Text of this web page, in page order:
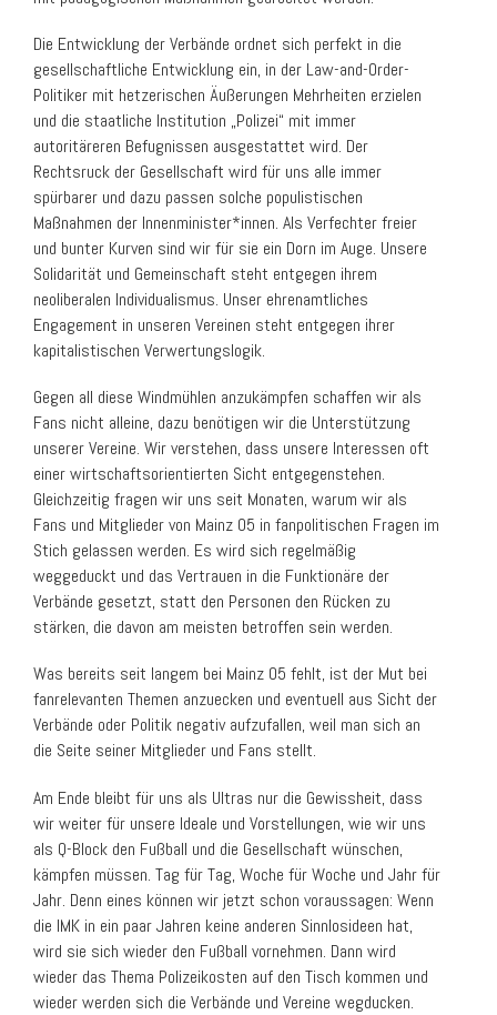
Die Entwicklung der Verbände ordnet sich perfekt in die
gesellschaftliche Entwicklung ein, in der Law-and-Order-
Politiker mit hetzerischen Äußerungen Mehrheiten erzielen
und die staatliche Institution „Polizei“ mit immer
autoritäreren Befugnissen ausgestattet wird. Der
Rechtsruck der Gesellschaft wird für uns alle immer
spürbarer und dazu passen solche populistischen
Maßnahmen der Innenminister*innen. Als Verfechter freier
und bunter Kurven sind wir für sie ein Dorn im Auge. Unsere
Solidarität und Gemeinschaft steht entgegen ihrem
neoliberalen Individualismus. Unser ehrenamtliches
Engagement in unseren Vereinen steht entgegen ihrer
kapitalistischen Verwertungslogik.
Gegen all diese Windmühlen anzukämpfen schaffen wir als
Fans nicht alleine, dazu benötigen wir die Unterstützung
unserer Vereine. Wir verstehen, dass unsere Interessen oft
einer wirtschaftsorientierten Sicht entgegenstehen.
Gleichzeitig fragen wir uns seit Monaten, warum wir als
Fans und Mitglieder von Mainz 05 in fanpolitischen Fragen im
Stich gelassen werden. Es wird sich regelmäßig
weggeduckt und das Vertrauen in die Funktionäre der
Verbände gesetzt, statt den Personen den Rücken zu
stärken, die davon am meisten betroffen sein werden.
Was bereits seit langem bei Mainz 05 fehlt, ist der Mut bei
fanrelevanten Themen anzuecken und eventuell aus Sicht der
Verbände oder Politik negativ aufzufallen, weil man sich an
die Seite seiner Mitglieder und Fans stellt.
Am Ende bleibt für uns als Ultras nur die Gewissheit, dass
wir weiter für unsere Ideale und Vorstellungen, wie wir uns
als Q-Block den Fußball und die Gesellschaft wünschen,
kämpfen müssen. Tag für Tag, Woche für Woche und Jahr für
Jahr. Denn eines können wir jetzt schon voraussagen: Wenn
die IMK in ein paar Jahren keine anderen Sinnlosideen hat,
wird sie sich wieder den Fußball vornehmen. Dann wird
wieder das Thema Polizeikosten auf den Tisch kommen und
wieder werden sich die Verbände und Vereine wegducken.